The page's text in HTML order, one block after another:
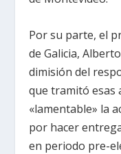
Por su parte, el
de Galicia,
dimisión del
que tramitó esas
«lamentable» la
por hacer
en periodo pre-